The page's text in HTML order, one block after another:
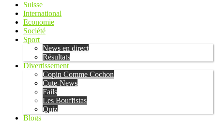
Suisse
International
Economie
Société
Sport
News en direct
Résultats
Divertissement
Copin Comme Cochon
Cute-News
Fails
Les Bouffistas
Quiz
Blogs